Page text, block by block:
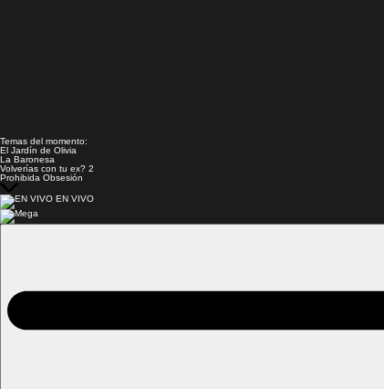
Temas del momento:
El Jardín de Olivia
La Baronesa
Volverías con tu ex? 2
Prohibida Obsesión
EN VIVO